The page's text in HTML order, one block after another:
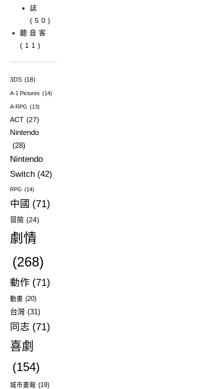
誌
(50)
聽音客
(11)
3DS (18)
A-1 Pictures (14)
A-RPG (13)
ACT (27)
Nintendo
(28)
Nintendo
Switch (42)
RPG (14)
中國 (71)
冒險 (24)
劇情
(268)
動作 (71)
動畫 (20)
台灣 (31)
同志 (71)
喜劇
(154)
城市畫報 (19)